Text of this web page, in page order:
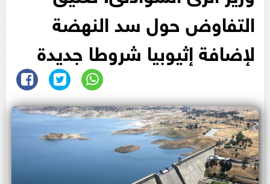
التفاوض حول سد النهضة
لإضافة إثيوبيا شروطا جديدة